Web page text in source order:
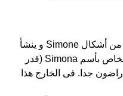
Simona هو اسم فتاة. الأسم شكل من أشكال Simone و ينشأ
من الأسبانية. على موقعنا 633 الأشخاص بأسم Simona (قدر
من 5 يبدو انهم راضون جدا. فى الخارج هذا